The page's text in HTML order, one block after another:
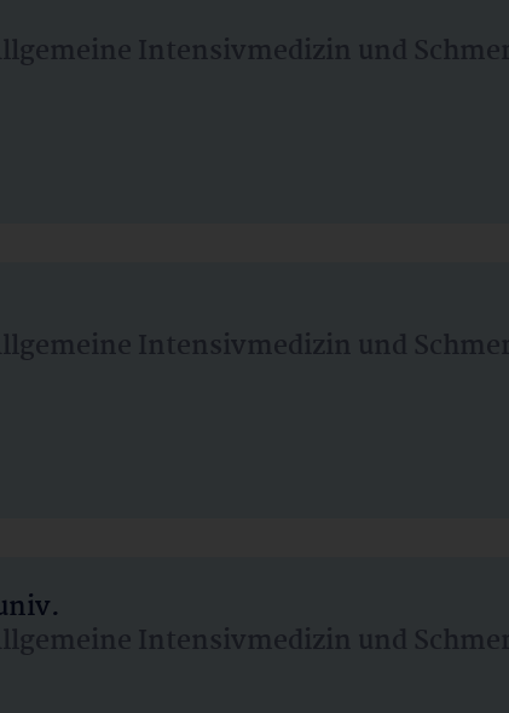
Intensivmedizin und
Intensivmedizin und
Intensivmedizin und